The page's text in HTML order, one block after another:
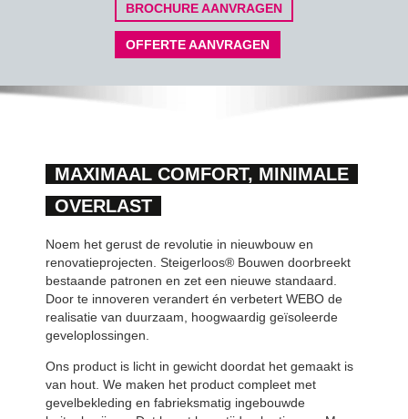
BROCHURE AANVRAGEN
OFFERTE AANVRAGEN
MAXIMAAL COMFORT, MINIMALE
OVERLAST
Noem het gerust de revolutie in nieuwbouw en
renovatieprojecten. Steigerloos® Bouwen doorbreekt
bestaande patronen en zet een nieuwe standaard.
Door te innoveren verandert én verbetert WEBO de
realisatie van duurzaam, hoogwaardig geïsoleerde
geveloplossingen.
Ons product is licht in gewicht doordat het gemaakt is
van hout. We maken het product compleet met
gevelbekleding en fabrieksmatig ingebouwde